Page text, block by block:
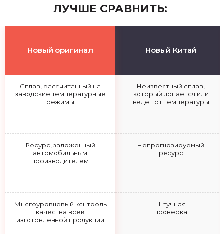
ЛУЧШЕ СРАВНИТЬ:
Новый оригинал
Сплав, рассчитанный на
заводские температурные
режимы
Ресурс, заложенный
автомобильным
производителем
Многоуровневый контроль
качества всей
изготовленной продукции
Новый Китай
Неизвестный сплав,
который лопается или
ведёт от температуры
Непрогнозируемый
ресурс
Штучная
проверка